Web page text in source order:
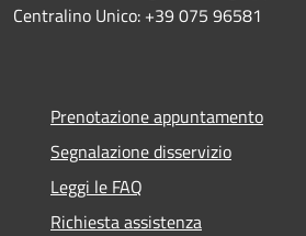
Centralino Unico: +39 075 96581
Prenotazione appuntamento
Segnalazione disservizio
Leggi le FAQ
Richiesta assistenza